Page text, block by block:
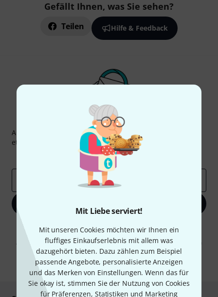
Mit Liebe serviert!
Mit unseren Cookies möchten wir Ihnen ein
fluffiges Einkaufserlebnis mit allem was
dazugehört bieten. Dazu zählen zum Beispiel
passende Angebote, personalisierte Anzeigen
und das Merken von Einstellungen. Wenn das für
Sie okay ist, stimmen Sie der Nutzung von Cookies
für Präferenzen, Statistiken und Marketing
Gefällt Ihnen, was Sie sehen?
Teilen Hilfe & Feedback
Thomann Newsletter
Abonniere den Thomann Newsletter und gewinne mit
etwas Glück einen von
50 Gutscheinenüber jeweils
Inspirierende Beiträge
Deals
Mit Klick auf „Jetzt anmelden“ stimmen Sie dem Erhalt von E-Mail-
Werbung und einer Messung des E-Mail-Nutzungsverhaltens zu. Die
Abmeldung ist jederzeit möglich. Weitere Informationen finden Sie in
unserenDatenschutzhinweisen.
* Pflichtfeld